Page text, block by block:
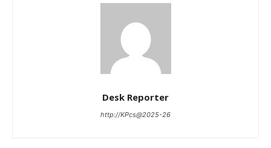
Desk Reporter
http://KPcs@2025-26